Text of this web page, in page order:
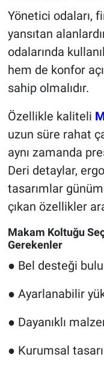
Yönetici odaları,
yansıtan
odalarında
hem de konfor
sahip olmalıdır.
Özellikle kaliteli
uzun süre rahat
aynı zamanda
Deri detaylar,
tasarımlar
çıkan özellikler
Makam Koltuğu
Gerekenler
● Bel desteği
● Ayarlanabilir
● Dayanıklı
● Kurumsal